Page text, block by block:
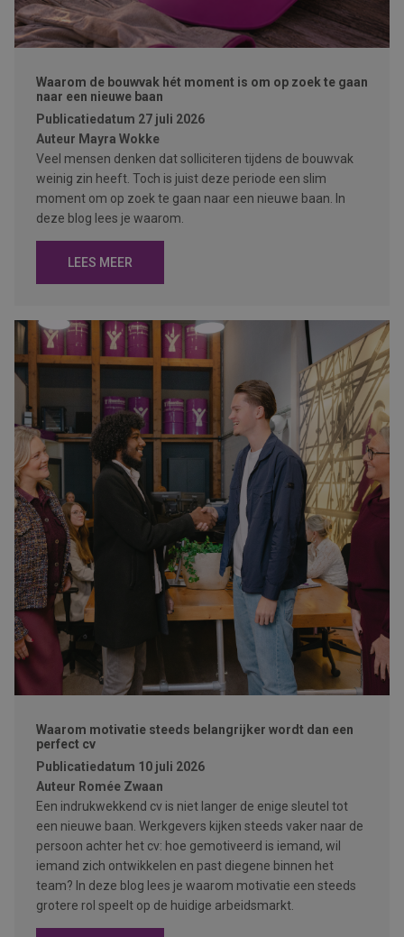
Waarom de bouwvak hét moment is om op zoek te gaan
naar een nieuwe baan
Publicatiedatum 27 juli 2026
Auteur Mayra Wokke
Veel mensen denken dat solliciteren tijdens de bouwvak
weinig zin heeft. Toch is juist deze periode een slim
moment om op zoek te gaan naar een nieuwe baan. In
deze blog lees je waarom.
LEES MEER
Waarom motivatie steeds belangrijker wordt dan een
perfect cv
Publicatiedatum 10 juli 2026
Auteur Romée Zwaan
Een indrukwekkend cv is niet langer de enige sleutel tot
een nieuwe baan. Werkgevers kijken steeds vaker naar de
persoon achter het cv: hoe gemotiveerd is iemand, wil
iemand zich ontwikkelen en past diegene binnen het
team? In deze blog lees je waarom motivatie een steeds
grotere rol speelt op de huidige arbeidsmarkt.